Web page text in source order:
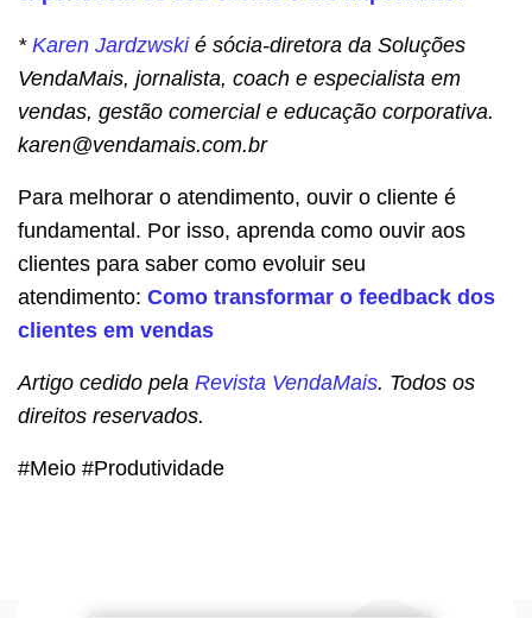
* Karen Jardzwskié sócia-diretora da Soluções
VendaMais, jornalista, coach e especialista em
vendas, gestão comercial e educação corporativa.
karen@vendamais.com.br
Para melhorar o atendimento, ouvir o cliente é
fundamental. Por isso, aprenda como ouvir aos
clientes para saber como evoluir seu
atendimento: Como transformar o feedback dos
clientes em vendas
Artigo cedido pela Revista VendaMais. Todos os
direitos reservados.
#Meio #Produtividade